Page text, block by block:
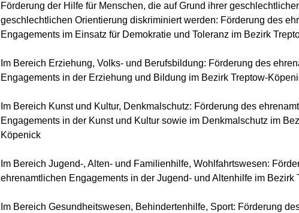
Förderung der Hilfe für Menschen, die auf Grund ihrer
geschlechtlichen Orientierung diskriminiert werden: Förderung des
Engagements im Einsatz für Demokratie und Toleranz im Bezirk
Im Bereich Erziehung, Volks- und Berufsbildung: Förderung des
Engagements in der Erziehung und Bildung im Bezirk Treptow-
Im Bereich Kunst und Kultur, Denkmalschutz: Förderung des
Engagements in der Kunst und Kultur sowie im Denkmalschutz im
Köpenick
Im Bereich Jugend-, Alten- und Familienhilfe, Wohlfahrtswesen:
ehrenamtlichen Engagements in der Jugend- und Altenhilfe im Bezirk
Im Bereich Gesundheitswesen, Behindertenhilfe, Sport: Förderung